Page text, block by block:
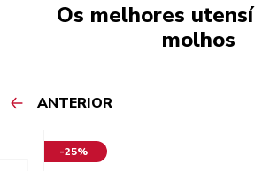
Os melhores
molhos
ANTERIOR
-25%